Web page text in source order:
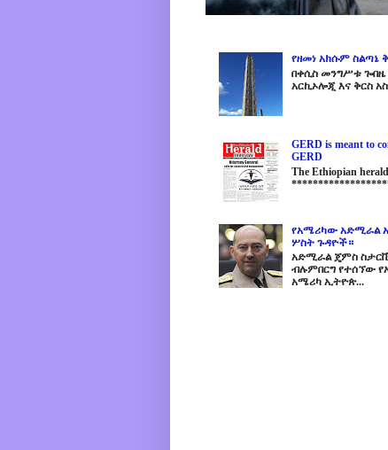
የዘመነ አክሱም ስልጣኔ
በቀሲስ መንግሥቱ ጐበዜ
አርኪኦሎጂ እና ቅርስ
GERD is meant to
GERD
The Ethiopian
የአሜሪካው አድሚራል
ሦስት ጉዳዮች።
አድሚራል ጄምስ
ብሉምበርግ የተሰኘው
አሜሪካ ኢትዮጵ...